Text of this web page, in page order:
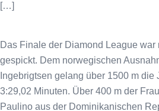
[…]
Das Finale der Diamond League war
gespickt. Dem norwegischen
Ingebrigtsen gelang über 1500 m die
3:29,02 Minuten. Über 400 m der
Paulino aus der Dominikanischen